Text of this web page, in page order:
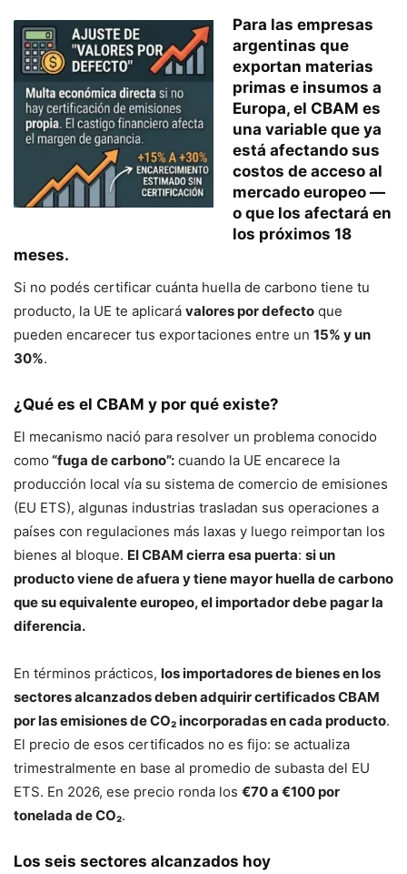
Para las empresas
argentinas que
exportan materias
primas e insumos a
Europa, el CBAM es
una variable que ya
está afectando sus
costos de acceso al
mercado europeo —
o que los afectará en
los próximos 18
meses.
Si no podés certificar cuánta huella de carbono tiene tu
producto, la UE te aplicará valores por defecto que
pueden encarecer tus exportaciones entre un 15% y un
30%.
¿Qué es el CBAM y por qué existe?
El mecanismo nació para resolver un problema conocido
como “fuga de carbono”: cuando la UE encarece la
producción local vía su sistema de comercio de emisiones
(EU ETS), algunas industrias trasladan sus operaciones a
países con regulaciones más laxas y luego reimportan los
bienes al bloque. El CBAM cierra esa puerta: si un
producto viene de afuera y tiene mayor huella de carbono
que su equivalente europeo, el importador debe pagar la
diferencia.
En términos prácticos, los importadores de bienes en los
sectores alcanzados deben adquirir certificados CBAM
por las emisiones de CO₂ incorporadas en cada producto.
El precio de esos certificados no es fijo: se actualiza
trimestralmente en base al promedio de subasta del EU
ETS. En 2026, ese precio ronda los €70 a €100 por
tonelada de CO₂.
Los seis sectores alcanzados hoy